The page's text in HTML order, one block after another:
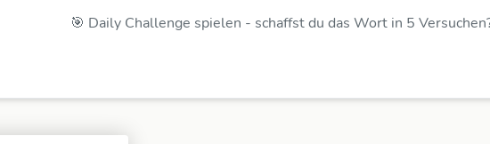
🎯 Daily Challenge spielen - schaffst du das Wort in 5